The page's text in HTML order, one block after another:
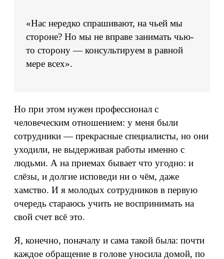
«Нас нередко спрашивают, на чьей мы
стороне? Но мы не вправе занимать чью-
то сторону — консультируем в равной
мере всех».
Но при этом нужен профессионал с
человеческим отношением: у меня были
сотрудники — прекрасные специалисты, но они
уходили, не выдерживая работы именно с
людьми. А на приемах бывает что угодно: и
слёзы, и долгие исповеди ни о чём, даже
хамство. И я молодых сотрудников в первую
очередь стараюсь учить не воспринимать на
свой счет всё это.
Я, конечно, поначалу и сама такой была: почти
каждое обращение в голове уносила домой, по